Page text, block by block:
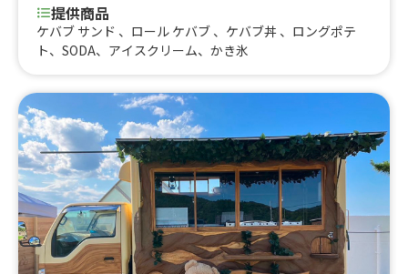
提供商品
ケバブ サンド 、ロール ケバブ 、ケバブ丼 、ロングポテ
ト、SODA、アイスクリーム、かき氷